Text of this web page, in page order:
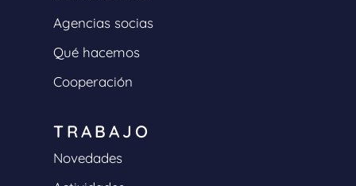
Agencias socias
Qué hacemos
Cooperación
TRABAJO
Novedades